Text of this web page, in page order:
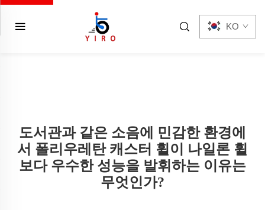
KO
도서관과 같은 소음에 민감한 환경에
서 폴리우레탄 캐스터 휠이 나일론 휠
보다 우수한 성능을 발휘하는 이유는
무엇인가?